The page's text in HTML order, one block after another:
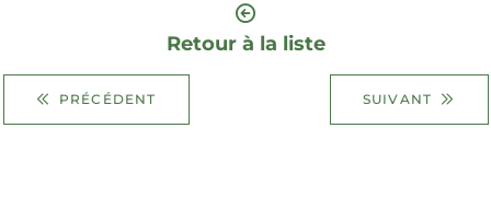
PRÉCÉDENT
Retour à la liste
SUIVANT